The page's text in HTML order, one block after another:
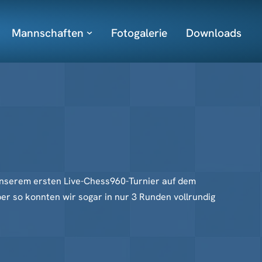
Mannschaften Fotogalerie Downloads
ersten Live-Chess960-Turnier auf dem
so konnten wir sogar in nur 3 Runden vollrundig